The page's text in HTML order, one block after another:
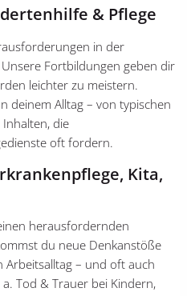
& Pflege
in der
Fortbildungen geben dir
leichter zu meistern.
deinem Alltag – von typischen
die
oft fordern.
Kita,
herausfordernden
du neue Denkanstöße
– und oft auch
Tod & Trauer bei Kindern,